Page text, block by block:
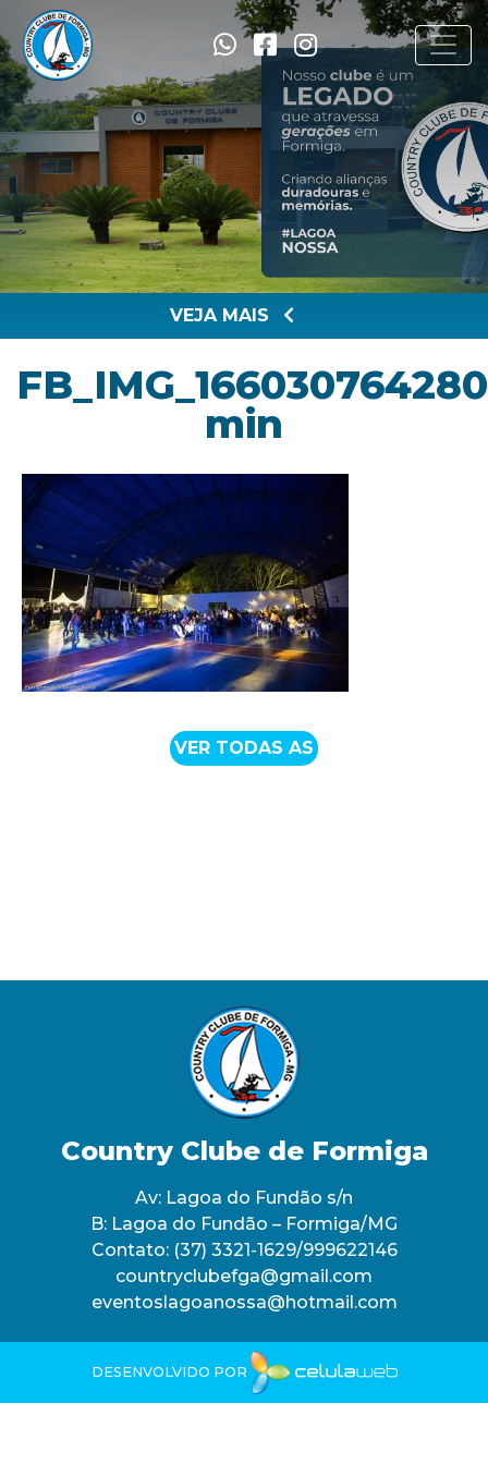
VEJA MAIS
min
VER TODAS AS
Country Clube de Formiga
Av: Lagoa do Fundão s/n
B: Lagoa do Fundão – Formiga/MG
Contato: (37) 3321-1629/999622146
countryclubefga@gmail.com
eventoslagoanossa@hotmail.com
DESENVOLVIDO POR